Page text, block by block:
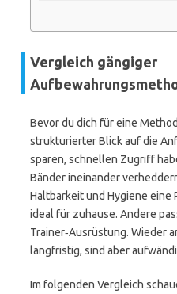
Vergleich gängiger
Bevor du dich für eine
strukturierter Blick auf die
sparen, schnellen Zugriff
Bänder ineinander
Haltbarkeit und Hygiene eine
ideal für zuhause. Andere
Trainer‑Ausrüstung. Wieder
langfristig, sind aber
Im folgenden Vergleich